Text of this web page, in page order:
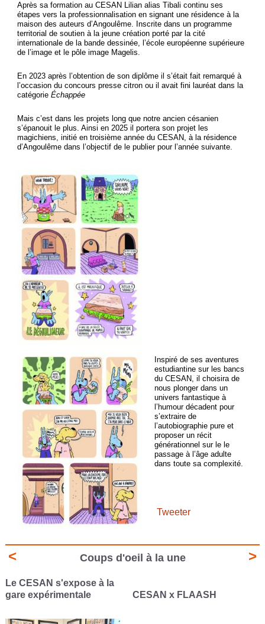
Après sa formation au CESAN Lilian alias Tibali continu ses
étapes vers la professionnalisation en signant une résidence à la
maison des auteurs d’Angoulême. Inscrite dans un programme
territorial de soutien à la jeune création porté par la cité
internationale de la bande dessinée, l’école européenne supérieure
de l’image et le pôle image Magelis.
En 2023 après l’obtention de son diplôme il s’était fait remarqué à
l’occasion du concours presse citron ou il avait fini lauréat dans la
catégorie Échappée
Mais c’est dans les projets long que notre ancien césanien
s’épanouit le plus. Ainsi en 2025 il portera son projet les
magichiens, initié en troisième année du CESAN, à la résidence
d’Angoulême dans l’objectif de le publier pour l’année suivante.
Inspiré de ses aventures
estudiantine sur les bancs
du CESAN, il choisira de
nous plonger dans un
univers fantastique à
l’humour décadent pour
s’extraire de
l’autobiographie pure et
proposer un récit
générationnel sur le le
passage à l’âge adulte
dans toute sa complexité.
Tweeter
< Coups d'oeil à la une >
CESAN x FLAASH
l'illustration